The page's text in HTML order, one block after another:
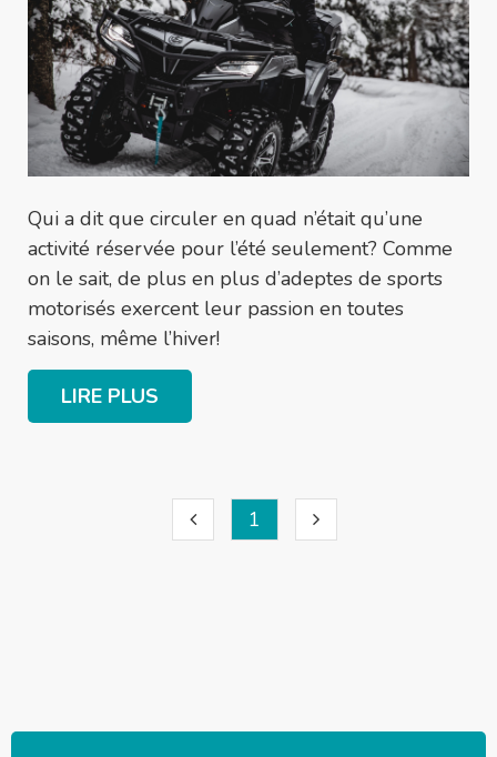
Qui a dit que circuler en quad n’était qu’une
activité réservée pour l’été seulement? Comme
on le sait, de plus en plus d’adeptes de sports
motorisés exercent leur passion en toutes
saisons, même l’hiver!
LIRE PLUS
1